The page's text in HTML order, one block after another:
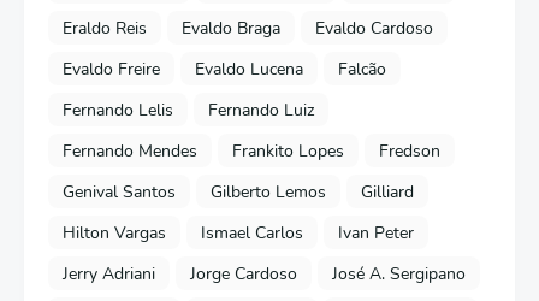
Eraldo Reis
Evaldo Braga
Evaldo Cardoso
Evaldo Freire
Evaldo Lucena
Falcão
Fernando Lelis
Fernando Luiz
Fernando Mendes
Frankito Lopes
Fredson
Genival Santos
Gilberto Lemos
Gilliard
Hilton Vargas
Ismael Carlos
Ivan Peter
Jerry Adriani
Jorge Cardoso
José A. Sergipano